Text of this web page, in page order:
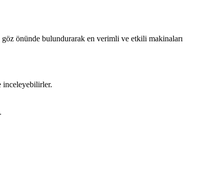
önünde bulundurarak en verimli ve etkili makinaları
inceleyebilirler.